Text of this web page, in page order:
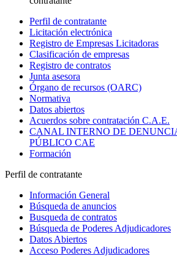
Perfil de contratante
Licitación electrónica
Registro de Empresas Licitadoras
Clasificación de empresas
Registro de contratos
Junta asesora
Órgano de recursos (OARC)
Normativa
Datos abiertos
Acuerdos sobre contratación C.A.E.
CANAL INTERNO DE
PÚBLICO CAE
Formación
Perfil de contratante
Información General
Búsqueda de anuncios
Busqueda de contratos
Búsqueda de Poderes Adjudicadores
Datos Abiertos
Acceso Poderes Adjudicadores